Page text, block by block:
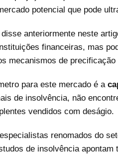
potencial que pode
anteriormente neste
financeiras, mas
mecanismos de
para este mercado é a
de insolvência, não
vendidos com deságio.
renomados do
de insolvência